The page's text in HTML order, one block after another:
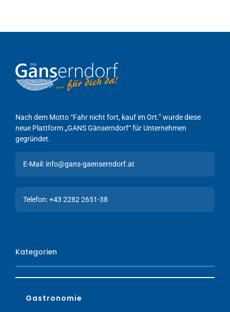
Nach dem Motto “Fahr nicht fort, kauf im Ort.” wurde diese
neue Plattform „GANS Gänserndorf“ für Unternehmen
gegründet.
E-Mail: info@gans-gaenserndorf.at
Telefon: +43 2282 2651-38
Kategorien
Gastronomie